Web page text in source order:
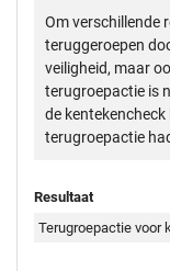
Om verschillende
teruggeroepen
veiligheid, maar
terugroepactie is
de
terugroepactie
Resultaat
Terugroepactie voor